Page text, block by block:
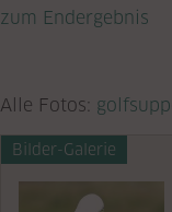
zum Endergebnis
Alle Fotos:
Bilder-Galerie